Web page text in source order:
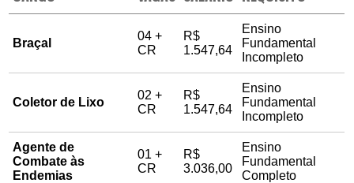
Braçal
04 +
CR
R$
1.547,64
Ensino
Fundamental
Incompleto
Coletor de Lixo
02 +
CR
R$
1.547,64
Ensino
Fundamental
Incompleto
Agente de
Combate às
Endemias
01 +
CR
R$
3.036,00
Ensino
Fundamental
Completo